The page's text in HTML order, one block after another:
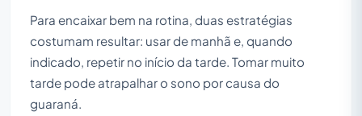
Para encaixar bem na rotina, duas estratégias
costumam resultar: usar de manhã e, quando
indicado, repetir no início da tarde. Tomar muito
tarde pode atrapalhar o sono por causa do
guaraná.